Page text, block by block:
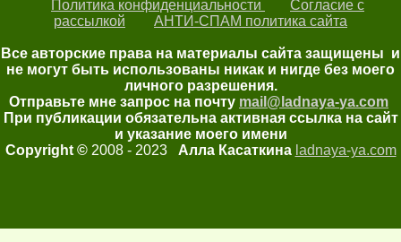
Политика конфиденциальности
Согласие с
рассылкой
АНТИ-СПАМ политика сайта
Все авторские права на материалы сайта защищены и
не могут быть использованы никак и нигде без моего
личного разрешения.
Отправьте мне запрос на почту mail@ladnaya-ya.com
При публикации обязательна активная ссылка на сайт
и указание моего имени
Copyright ©2008 - 2023 Алла Касаткина ladnaya-ya.com